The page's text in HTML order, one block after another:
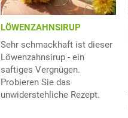
LÖWENZAHNSIRUP
Sehr schmackhaft ist dieser
Löwenzahnsirup - ein
saftiges Vergnügen.
Probieren Sie das
unwiderstehliche Rezept.